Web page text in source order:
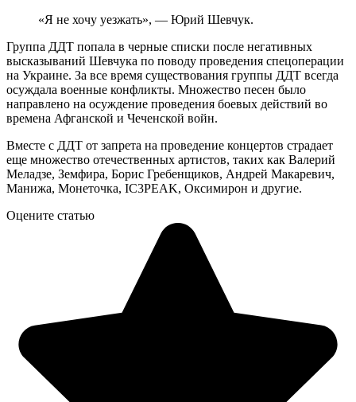
«Я не хочу уезжать», — Юрий Шевчук.
Группа ДДТ попала в черные списки после негативных
высказываний Шевчука по поводу проведения спецоперации
на Украине. За все время существования группы ДДТ всегда
осуждала военные конфликты. Множество песен было
направлено на осуждение проведения боевых действий во
времена Афганской и Чеченской войн.
Вместе с ДДТ от запрета на проведение концертов страдает
еще множество отечественных артистов, таких как Валерий
Меладзе, Земфира, Борис Гребенщиков, Андрей Макаревич,
Манижа, Монеточка, IC3PEAK, Оксимирон и другие.
Оцените статью